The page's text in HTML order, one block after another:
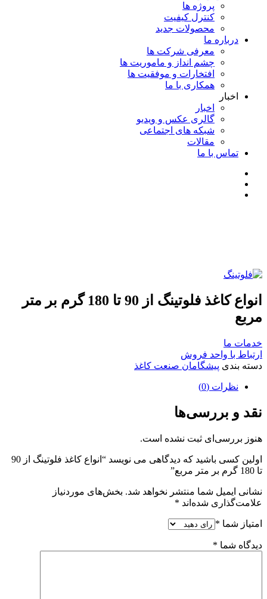
پروژه ها
کنترل کیفیت
محصولات جدید
درباره ما
معرفی شرکت ها
چشم انداز و ماموریت ها
افتخارات و موفقیت ها
همکاری با ما
اخبار
اخبار
گالری عکس و ویدیو
شبکه های اجتماعی
مقالات
تماس با ما
انواع کاغذ فلوتینگ از 90 تا 180 گرم بر متر
مربع
خدمات ما
ارتباط با واحد فروش
دسته بندی پیشگامان صنعت کاغذ
نظرات (0)
نقد و بررسی‌ها
هنوز بررسی‌ای ثبت نشده است.
اولین کسی باشید که دیدگاهی می نویسد “انواع کاغذ فلوتینگ از 90
تا 180 گرم بر متر مربع”
نشانی ایمیل شما منتشر نخواهد شد. بخش‌های موردنیاز
علامت‌گذاری شده‌اند *
امتیاز شما *
دیدگاه شما *